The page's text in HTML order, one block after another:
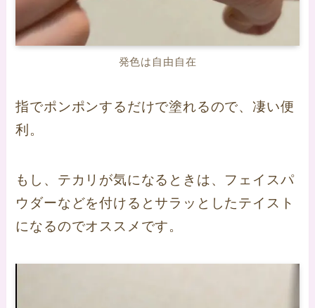
発色は自由自在
指でポンポンするだけで塗れるので、凄い便
利。
もし、テカリが気になるときは、フェイスパ
ウダーなどを付けるとサラッとしたテイスト
になるのでオススメです。